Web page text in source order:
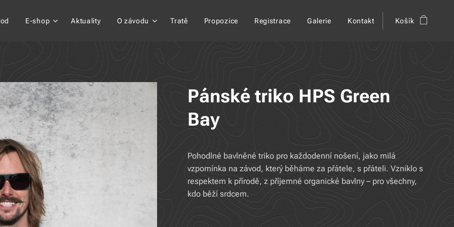
E-shop Aktuality O závodu Tratě Propozice Registrace Galerie Kontakt Košík
Pánské triko HPS Green
Bay
Pohodlné bavlněné triko pro každodenní nošení, jako milá
vzpomínka na závod, který běháme za přátele, s přáteli. Vzniklo s
respektem k přírodě, z příjemné organické bavlny – pro všechny,
kdo běží srdcem.